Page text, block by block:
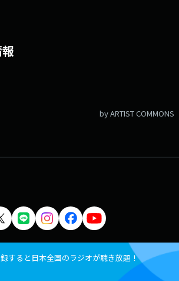
by ARTIST COMMONS
すると日本全国のラジオが聴き放題！